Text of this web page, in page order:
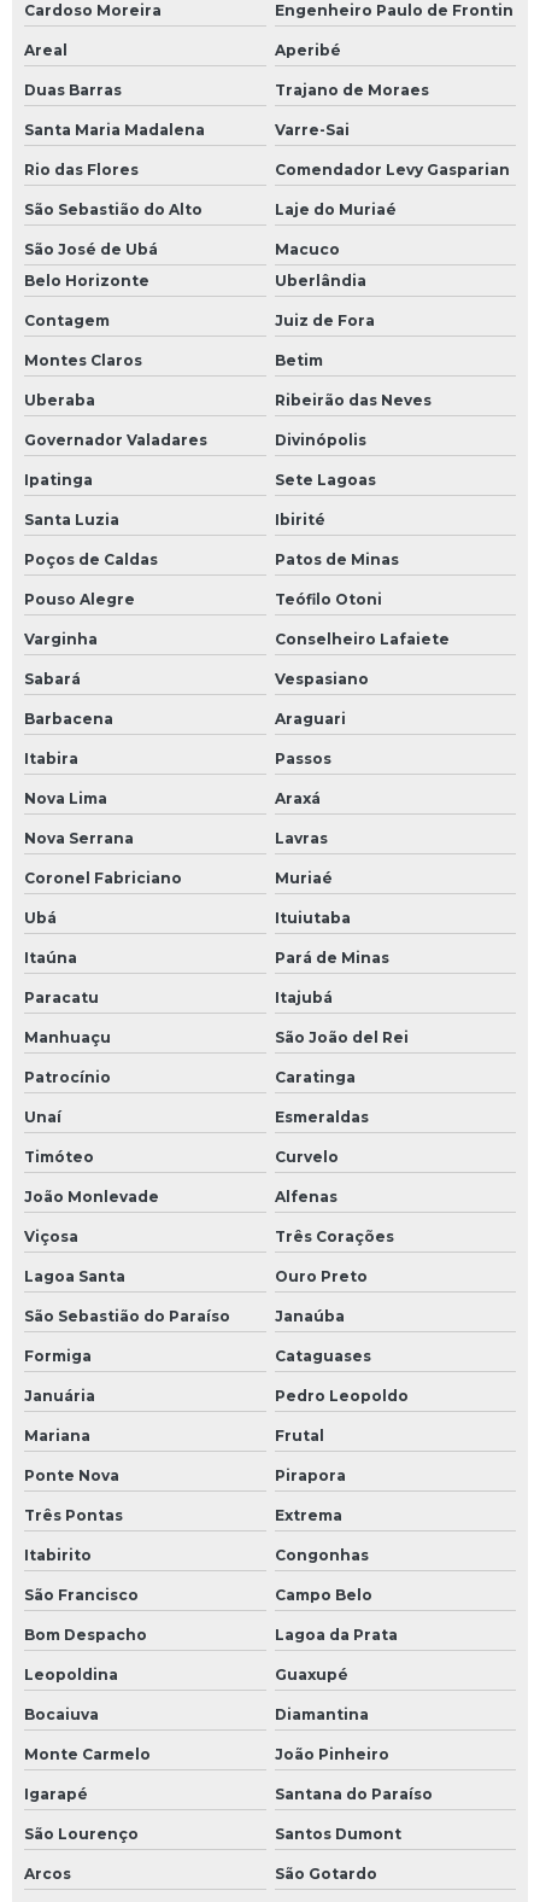
Instalação de aquecedor industrial para fluido térmico
Instalação de aquecedor de sistema de fluido térmico
Instalação de aquecedor de sistema térmico
Instrumentação de sistemas de fluidos térmicos
Isolamento térmico industrial
Isolamento térmico para sistema de fluido térmico
Manutenção preventiva tubulação industrial
Manutenção em sistema de fluido térmico
Manutenção em tubulações industriais
Mapeamento 3d de tubulações
Mapeamento de tubulações
Mapeamento de tubulações industriais
Modernização de equipamentos industriais
Montagem de tubulação industrial
Montagem de tubulação industrial em são paulo
Montagem de tubulação de sistemas de fluidos
térmicos
Nuvem de pontos para mapeamento industrial
óleo térmico para caldeira
óleo térmico industrial
óleo térmico ipiranga
óleo térmico lubrax
óleo térmico mobil
óleo térmico petrobras
óleo térmico preço
óleo térmico shell
óleo térmico para usina de asfalto
óleo para transferência de calor
Otimização de processos industriais
Otimização de processos térmicos
Painel elétrico para sistema de fluido térmico
Projeto de dimensionamento de redes de tubulação
Projeto de dimensionamento de redes de tubulação
preço
Projeto de instalação de caldeiras a vapor
Cardoso Moreira Engenheiro Paulo de Frontin
Areal Aperibé
Duas Barras Trajano de Moraes
Santa Maria Madalena Varre-Sai
Rio das Flores Comendador Levy Gasparian
São Sebastião do Alto Laje do Muriaé
São José de Ubá
Macuco
Belo Horizonte
Uberlândia
Contagem Juiz de Fora
Montes Claros Betim
Uberaba Ribeirão das Neves
Governador Valadares Divinópolis
Ipatinga Sete Lagoas
Santa Luzia Ibirité
Poços de Caldas Patos de Minas
Pouso Alegre Teófilo Otoni
Varginha Conselheiro Lafaiete
Sabará Vespasiano
Barbacena Araguari
Itabira Passos
Nova Lima Araxá
Nova Serrana Lavras
Coronel Fabriciano Muriaé
Ubá Ituiutaba
Itaúna Pará de Minas
Paracatu Itajubá
Manhuaçu São João del Rei
Patrocínio Caratinga
Unaí Esmeraldas
Timóteo Curvelo
João Monlevade Alfenas
Viçosa Três Corações
Lagoa Santa Ouro Preto
São Sebastião do Paraíso Janaúba
Formiga Cataguases
Januária Pedro Leopoldo
Mariana Frutal
Ponte Nova Pirapora
Três Pontas Extrema
Itabirito Congonhas
São Francisco Campo Belo
Bom Despacho Lagoa da Prata
Leopoldina Guaxupé
Bocaiuva Diamantina
Monte Carmelo João Pinheiro
Igarapé Santana do Paraíso
São Lourenço Santos Dumont
Arcos São Gotardo